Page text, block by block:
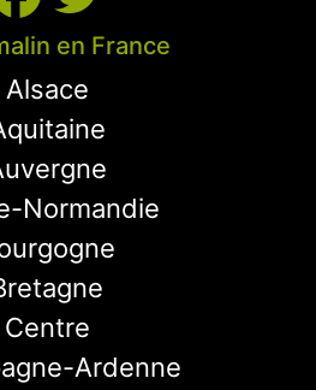
en France
Alsace
Normandie
Centre
Ardenne